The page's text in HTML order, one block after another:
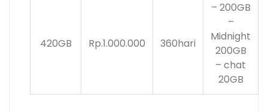
420GB Rp.1.000.000 360hari
– 200GB
–
Midnight
200GB
– chat
20GB